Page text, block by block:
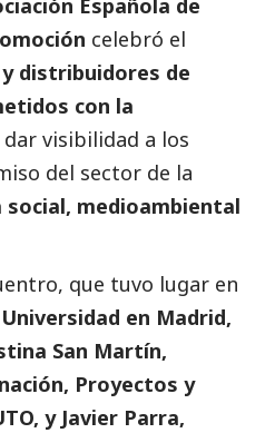
Española de
celebró el
distribuidores de
con la
dar visibilidad a los
del sector de la
social, medioambiental
que tuvo lugar en
en Madrid,
San Martín,
Proyectos y
y Javier Parra,